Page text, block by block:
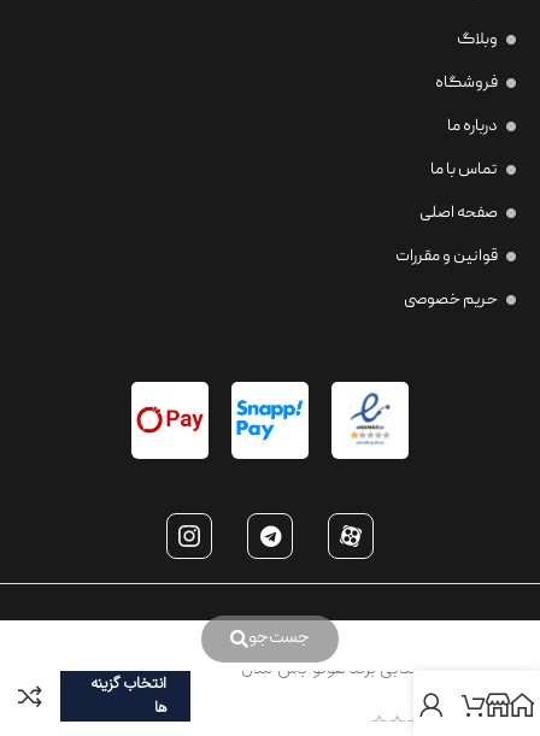
جست‌جو
وبلاگ
فروشگاه
درباره ما
تماس با ما
صفحه اصلی
قوانین و مقررات
حریم خصوصی
عینک آفتابی برند هوگو باس مدل
HB1101
انتخاب گزینه
ها